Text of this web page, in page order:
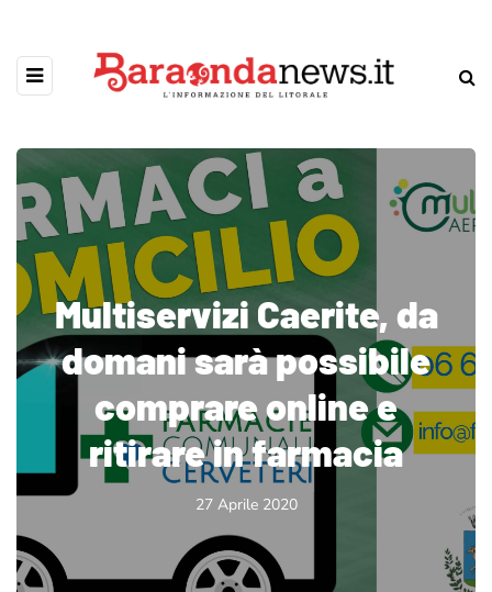
Multiservizi Caerite, da
domani sarà possibile
comprare online e
ritirare in farmacia
27 Aprile 2020